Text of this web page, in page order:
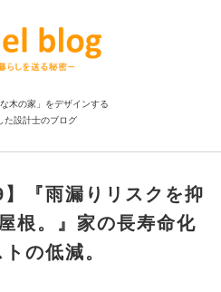
木の家」をデザインする
た設計士のブログ
】『雨漏りリスクを抑
根。』家の長寿命化
の低減。